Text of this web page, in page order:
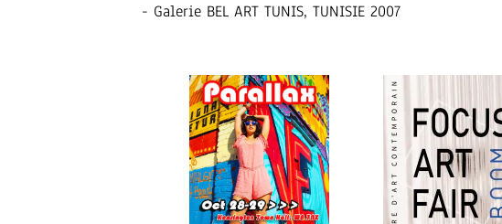
- Galerie BEL ART TUNIS, TUNISIE 2007